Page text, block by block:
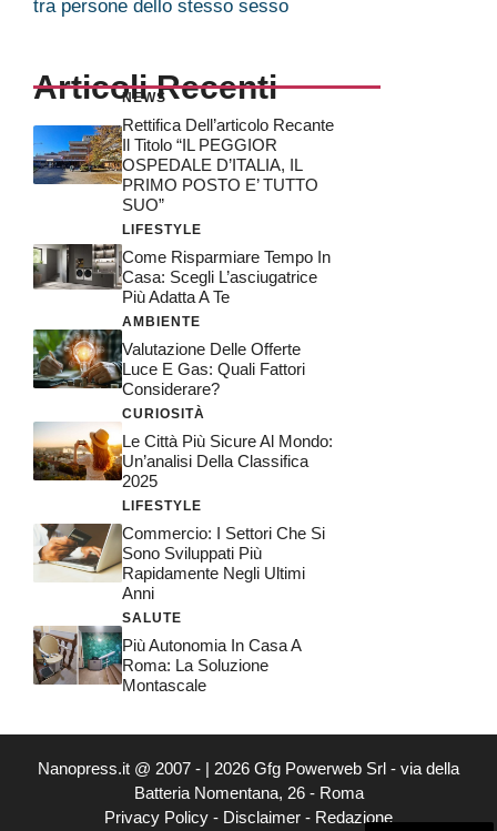
tra persone dello stesso sesso
Articoli Recenti
NEWS
Rettifica Dell’articolo Recante
Il Titolo “IL PEGGIOR
OSPEDALE D’ITALIA, IL
PRIMO POSTO E’ TUTTO
SUO”
LIFESTYLE
Come Risparmiare Tempo In
Casa: Scegli L’asciugatrice
Più Adatta A Te
AMBIENTE
Valutazione Delle Offerte
Luce E Gas: Quali Fattori
Considerare?
CURIOSITÀ
Le Città Più Sicure Al Mondo:
Un’analisi Della Classifica
2025
LIFESTYLE
Commercio: I Settori Che Si
Sono Sviluppati Più
Rapidamente Negli Ultimi
Anni
SALUTE
Più Autonomia In Casa A
Roma: La Soluzione
Montascale
Nanopress.it @ 2007 - | 2026 Gfg Powerweb Srl - via della
Batteria Nomentana, 26 - Roma
Privacy Policy - Disclaimer - Redazione